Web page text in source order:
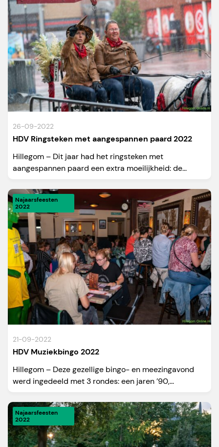
26-09-2022
HDV Ringsteken met aangespannen paard 2022
Hillegom – Dit jaar had het ringsteken met
aangespannen paard een extra moeilijkheid: de...
Najaarsfeesten
2022
21-09-2022
HDV Muziekbingo 2022
Hillegom – Deze gezellige bingo- en meezingavond
werd ingedeeld met 3 rondes: een jaren ’90,...
Najaarsfeesten
2022